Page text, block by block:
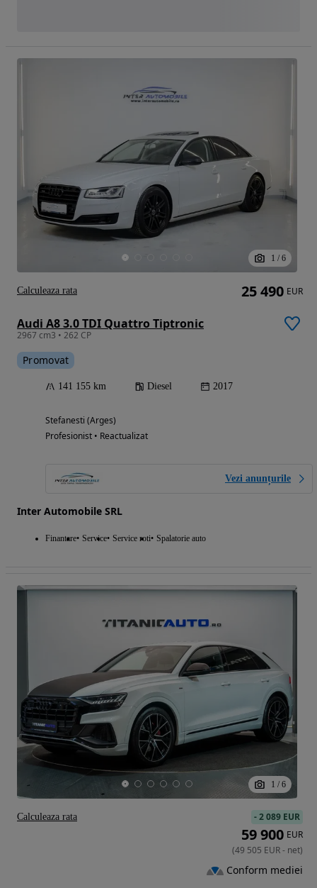
1 / 6
Audi A8 3.0 TDI Quattro Tiptronic
2967 cm3 • 262 CP
Promovat
141 155 km Diesel 2017
Stefanesti (Arges)
Profesionist • Reactualizat
Vezi anunțurile
Inter Automobile SRL
Finantare Service Service roti Spalatorie auto
25 490 EUR
Calculeaza rata
1 / 6
-2 089 EUR
59 900 EUR
(49 505 EUR- net)
Conform mediei
Calculeaza rata